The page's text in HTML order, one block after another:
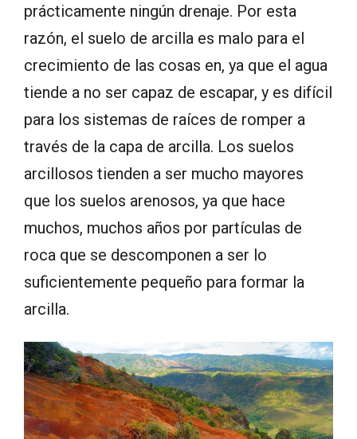
prácticamente ningún drenaje. Por esta
razón, el suelo de arcilla es malo para el
crecimiento de las cosas en, ya que el agua
tiende a no ser capaz de escapar, y es difícil
para los sistemas de raíces de romper a
través de la capa de arcilla. Los suelos
arcillosos tienden a ser mucho mayores
que los suelos arenosos, ya que hace
muchos, muchos años por partículas de
roca que se descomponen a ser lo
suficientemente pequeño para formar la
arcilla.